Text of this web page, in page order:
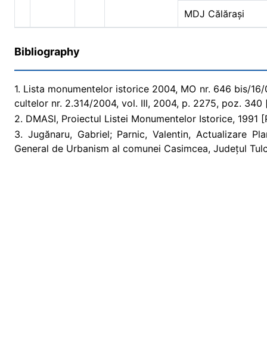
MDJ Călărași
Bibliography
1. Lista monumentelor istorice 2004, MO nr. 646 bis/
cultelor nr. 2.314/2004, vol. III, 2004, p. 2275, poz. 340
2. DMASI, Proiectul Listei Monumentelor Istorice,
3. Jugănaru, Gabriel; Parnic, Valentin, Actualizare
General de Urbanism al comunei Casimcea, Județul